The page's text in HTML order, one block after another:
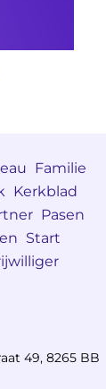
Familie
Kerkblad
Pasen
Start
49, 8265 BB